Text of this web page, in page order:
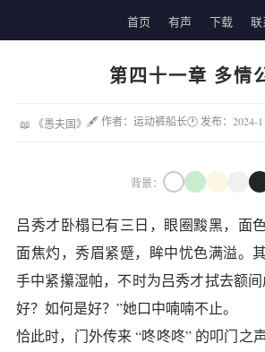
首页 有声 下载 联
第四十一章 多情
📖 《愚夫国》 🖋 作者：运动裤船长🕐 发布：2024-
背景：
吕秀才卧榻已有三日，眼圈黢黑，面
面焦灼，秀眉紧蹙，眸中忧色满溢。
手中紧攥湿帕，不时为吕秀才拭去额
好？如何是好？”她口中喃喃不止。
恰此时，门外传来 “咚咚咚” 的叩门之